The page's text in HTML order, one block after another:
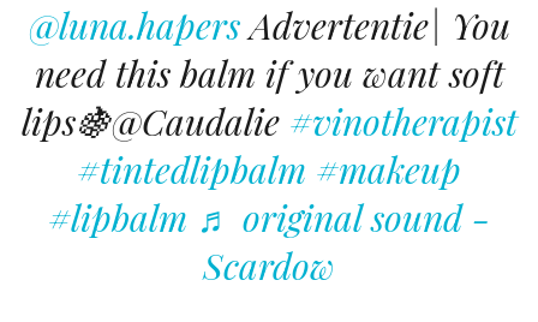
@luna.hapersAdvertentie| You
need this balm if you want soft
lips🍇@Caudalie #vinotherapist
#tintedlipbalm #makeup
#lipbalm ♬ original sound -
Scardow